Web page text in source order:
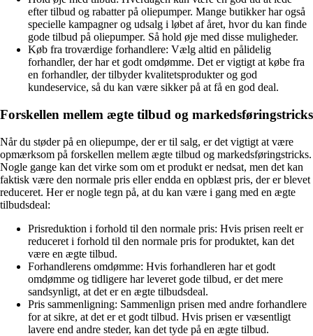
efter tilbud og rabatter på oliepumper. Mange butikker har også
specielle kampagner og udsalg i løbet af året, hvor du kan finde
gode tilbud på oliepumper. Så hold øje med disse muligheder.
Køb fra troværdige forhandlere: Vælg altid en pålidelig
forhandler, der har et godt omdømme. Det er vigtigt at købe fra
en forhandler, der tilbyder kvalitetsprodukter og god
kundeservice, så du kan være sikker på at få en god deal.
Forskellen mellem ægte tilbud og markedsføringstricks
Når du støder på en oliepumpe, der er til salg, er det vigtigt at være
opmærksom på forskellen mellem ægte tilbud og markedsføringstricks.
Nogle gange kan det virke som om et produkt er nedsat, men det kan
faktisk være den normale pris eller endda en opblæst pris, der er blevet
reduceret. Her er nogle tegn på, at du kan være i gang med en ægte
tilbudsdeal:
Prisreduktion i forhold til den normale pris: Hvis prisen reelt er
reduceret i forhold til den normale pris for produktet, kan det
være en ægte tilbud.
Forhandlerens omdømme: Hvis forhandleren har et godt
omdømme og tidligere har leveret gode tilbud, er det mere
sandsynligt, at det er en ægte tilbudsdeal.
Pris sammenligning: Sammenlign prisen med andre forhandlere
for at sikre, at det er et godt tilbud. Hvis prisen er væsentligt
lavere end andre steder, kan det tyde på en ægte tilbud.